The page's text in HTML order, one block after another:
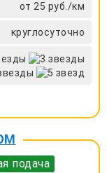
от 25 руб./км
круглосуточно
подача